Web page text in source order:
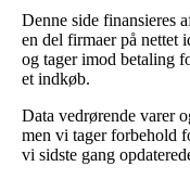
Denne side finansieres
en del firmaer på nettet
og tager imod betaling
et indkøb.
Data vedrørende varer
men vi tager forbehold
vi sidste gang